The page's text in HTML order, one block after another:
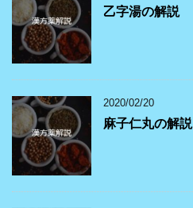
乙字湯の解説
2020/02/20
麻子仁丸の解説